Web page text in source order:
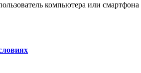
компьютера или смартфона